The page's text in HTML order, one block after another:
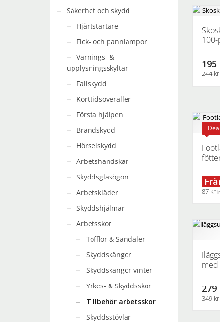
100-
195
244 kr
87 kr
här
produkten
flera
varianter.
olika
med
279
349 kr
Säkerhet och skydd
Hjärtstartare
Fick- och pannlampor
Varnings- &
upplysningsskyltar
Fallskydd
Korttidsoveraller
Första hjälpen
Brandskydd
Hörselskydd
Arbetshandskar
Skyddsglasögon
Arbetskläder
Skyddshjälmar
Arbetsskor
Tofflor & Sandaler
Skyddskängor
Skyddskängor vinter
Yrkes- & Skyddsskor
Tillbehör arbetsskor
Skyddsstövlar